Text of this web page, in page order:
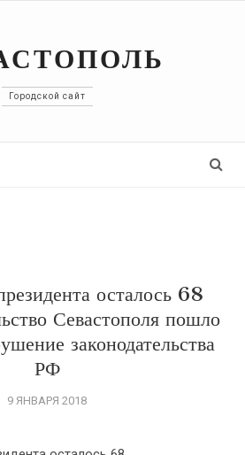
Городской сайт
осталось 68
Севастополя пошло
законодательства
РФ
9 ЯНВАРЯ 2018